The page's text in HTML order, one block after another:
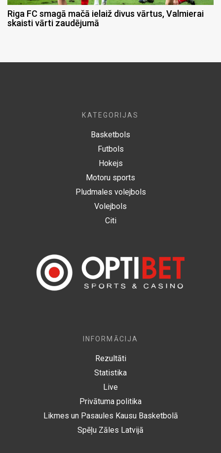
Riga FC smagā mačā ielaiž divus vārtus, Valmierai
skaisti vārti zaudējumā
KATEGORIJAS
Basketbols
Futbols
Hokejs
Motoru sports
Pludmales volejbols
Volejbols
Citi
INFORMĀCIJA
Rezultāti
Statistika
Live
Privātuma politika
Likmes un Pasaules Kausu Basketbolā
Spēļu Zāles Latvijā